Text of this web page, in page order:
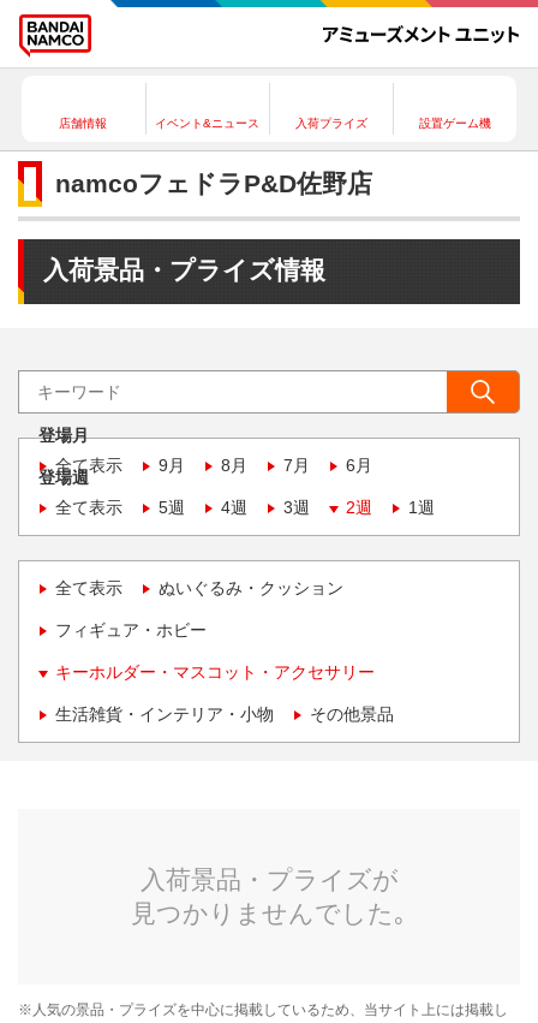
店舗情報 イベント&ニュース 入荷プライズ 設置ゲーム機
namcoフェドラP&D佐野店
入荷景品・プライズ情報
登場月
全て表示
9月 8月 7月 6月
登場週
全て表示
5週 4週 3週 2週 1週
全て表示 ぬいぐるみ・クッション
フィギュア・ホビー
キーホルダー・マスコット・アクセサリー
生活雑貨・インテリア・小物 その他景品